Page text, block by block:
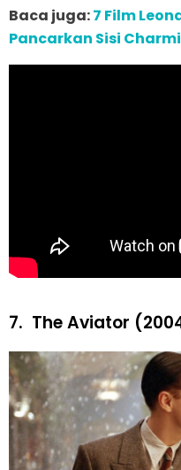
Baca juga:7 Film
Pancarkan Sisi
7. The Aviator